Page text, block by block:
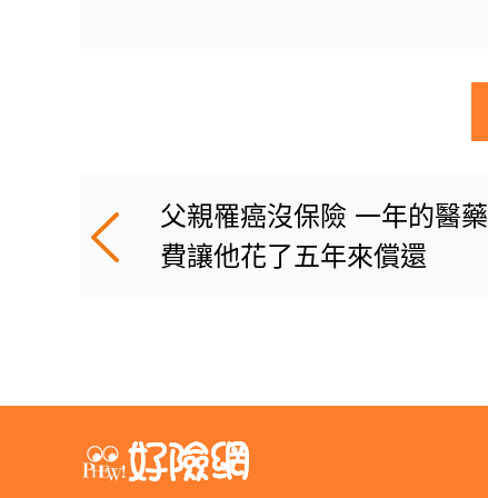
父親罹癌沒保險 一年的醫藥
費讓他花了五年來償還